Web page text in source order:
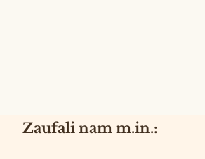
Zaufali nam m.in.: